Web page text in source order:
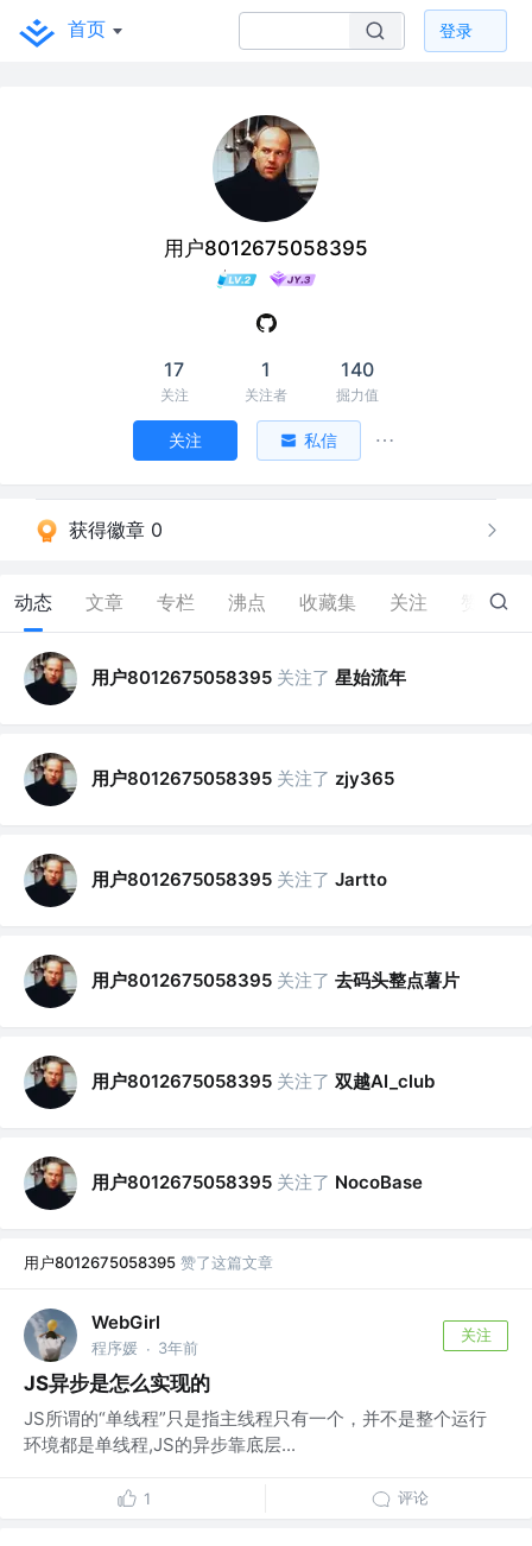
首页 登录
用户8012675058395
17
关注
1
关注者
140
掘力值
关注 私信
获得徽章 0
动态 文章 专栏 沸点 收藏集 关注 34
用户8012675058395 关注了 星始流年
用户8012675058395 关注了 zjy365
用户8012675058395 关注了 Jartto
用户8012675058395 关注了 去码头整点薯片
用户8012675058395 关注了 双越AI_club
用户8012675058395 关注了 NocoBase
用户8012675058395 赞了这篇文章
WebGirl
程序媛 · 3年前
关注
JS异步是怎么实现的
JS所谓的“单线程”只是指主线程只有一个，并不是整个运行
环境都是单线程,JS的异步靠底层...
1 评论